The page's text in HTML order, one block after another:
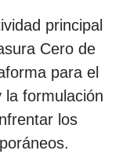
principal
Cero de
para el
la formulación
los